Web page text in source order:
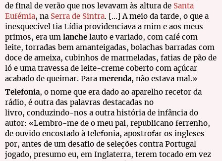
de final de verão que nos levavam às altura de Santa
Eufémia, na Serra de Sintra. [...] A meio da tarde, o que a
inesquecível tia Lídia providenciava a mim e aos meus
primos, era um lanche lauto e variado, com café com
leite, torradas bem amanteigadas, bolachas barradas com
doce de ameixa, cubinhos de marmeladas, fatias de pão de
ló e uma travessa de leite-creme coberto com açúcar
acabado de queimar. Para merenda, não estava mal.»
Telefonia, o nome que era dado ao aparelho recetor da
rádio, é outra das palavras destacadas no
livro, conduzindo-nos a outra história de infância do
autor: «Lembro-me de o meu pai, republicano ferrenho,
de ouvido encostado à telefonia, apostrofar os ingleses
por, antes de um desafio de seleções contra Portugal
jogado, presumo eu, em Inglaterra, terem tocado em vez